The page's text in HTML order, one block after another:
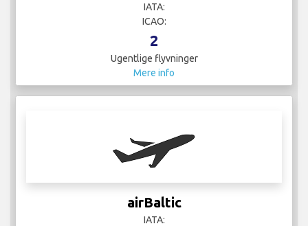
IATA:
ICAO:
2
Ugentlige flyvninger
Mere info
airBaltic
IATA: